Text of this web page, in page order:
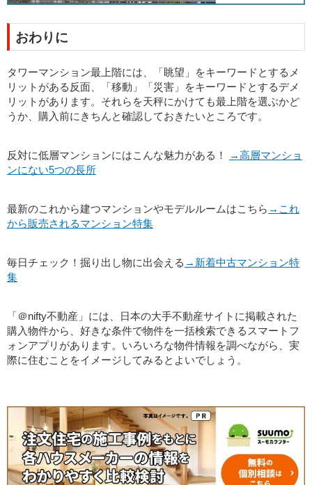
おわりに
タワーマンション最上階には、「眺望」をキーワードとするメ
リットがある反面、「移動」「災害」をキーワードとするデメ
リットがあります。それらを天秤にかけても最上階を選ぶかど
うか、購入前にきちんと確認しておきたいところです。
反対に低層マンションにはこんな魅力がある！
→高層マンショ
ンにない5つの長所
最新のこれから建つマンションやモデルルームはこちら →これ
から販売されるマンション特集
毎日チェック！掘り出し物に出会える →新着中古マンション特
集
「＠nifty不動産」には、日本の大手不動産サイトに掲載された
購入物件から、好きな条件で物件を一括検索できるスマートフ
ォンアプリがあります。いろいろな物件情報を調べながら、実
際に住むことをイメージしてみるとよいでしょう。